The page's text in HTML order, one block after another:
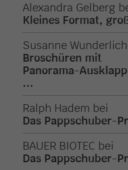
Alexandra Gelberg
Kleines Format,
Susanne Wunderlich
Broschüren mit
Panorama-
...
Ralph Hadem bei
Das Pappschuber-
BAUER BIOTEC bei
Das Pappschuber-